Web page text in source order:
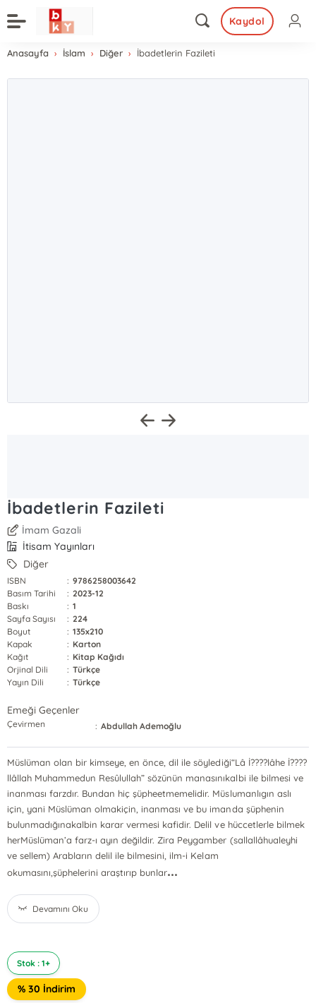
Kaydol
Anasayfa İslam Diğer İbadetlerin Fazileti
İbadetlerin Fazileti
İmam Gazali
İtisam Yayınları
Diğer
ISBN : 9786258003642
Basım Tarihi
: 2023-12
Baskı
: 1
Sayfa Sayısı
: 224
Boyut
: 135x210
Kapak
: Karton
Kağıt
: Kitap Kağıdı
Orjinal Dili
: Türkçe
Yayın Dili
: Türkçe
Emeği Geçenler
Çevirmen : Abdullah Ademoğlu
Müslüman olan bir kimseye, en önce, dil ile söylediği“Lâ İ????lâhe İ????
llâllah Muhammedun Resûlullah” sözünün manasınıkalbi ile bilmesi ve
inanması farzdır. Bundan hiç şüpheetmemelidir. Müslumanlıgın aslı
için, yani Müslüman olmakiçin, inanması ve bu imanda şüphenin
bulunmadığınakalbin karar vermesi kafidir. Delil ve hüccetlerle bilmek
herMüslüman’a farz-ı ayın değildir. Zira Peygamber (sallallâhualeyhi
ve sellem) Arabların delil ile bilmesini, ilm-i Kelam
okumasını,şüphelerini araştırıp bunlar...
Devamını Oku
Stok : 1+
% 30 İndirim